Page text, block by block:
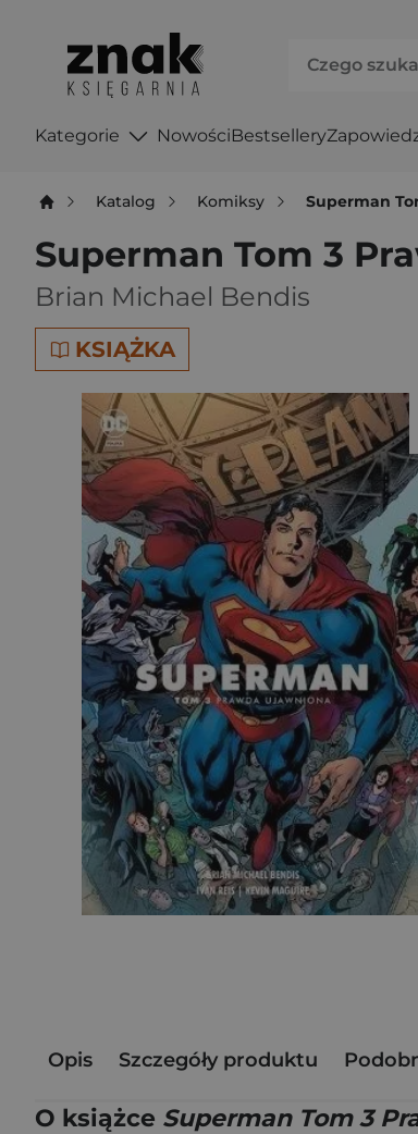
Kategorie NowościBestsellery
Katalog Komiksy Superman
Superman Tom 3
Brian Michael Bendis
KSIĄŻKA
Opis Szczegóły produktu
O książce Superman Tom 3